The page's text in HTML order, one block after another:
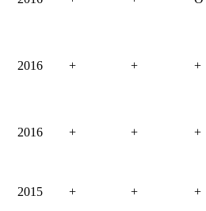
2016 + + +
2016 + + +
2015 + + +